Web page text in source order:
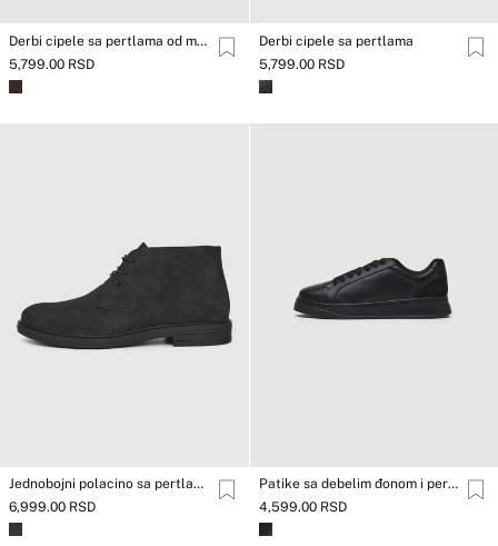
Derbi cipele sa pertlama od materijala koji podseća na antilop
5,799.00 RSD
Derbi cipele sa pertlama
5,799.00 RSD
Jednobojni polacino sa pertlama
6,999.00 RSD
Patike sa debelim đonom i pertlama
4,599.00 RSD